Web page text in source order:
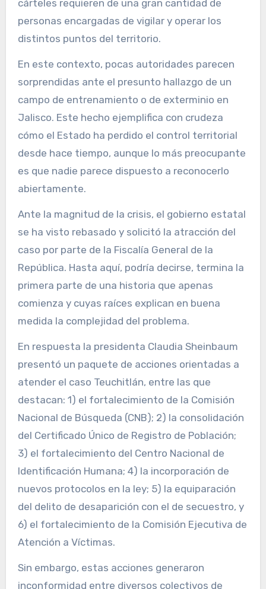
cárteles requieren de una gran cantidad de
personas encargadas de vigilar y operar los
distintos puntos del territorio.
En este contexto, pocas autoridades parecen
sorprendidas ante el presunto hallazgo de un
campo de entrenamiento o de exterminio en
Jalisco. Este hecho ejemplifica con crudeza
cómo el Estado ha perdido el control territorial
desde hace tiempo, aunque lo más preocupante
es que nadie parece dispuesto a reconocerlo
abiertamente.
Ante la magnitud de la crisis, el gobierno estatal
se ha visto rebasado y solicitó la atracción del
caso por parte de la Fiscalía General de la
República. Hasta aquí, podría decirse, termina la
primera parte de una historia que apenas
comienza y cuyas raíces explican en buena
medida la complejidad del problema.
En respuesta la presidenta Claudia Sheinbaum
presentó un paquete de acciones orientadas a
atender el caso Teuchitlán, entre las que
destacan: 1) el fortalecimiento de la Comisión
Nacional de Búsqueda (CNB); 2) la consolidación
del Certificado Único de Registro de Población;
3) el fortalecimiento del Centro Nacional de
Identificación Humana; 4) la incorporación de
nuevos protocolos en la ley; 5) la equiparación
del delito de desaparición con el de secuestro, y
6) el fortalecimiento de la Comisión Ejecutiva de
Atención a Víctimas.
Sin embargo, estas acciones generaron
inconformidad entre diversos colectivos de